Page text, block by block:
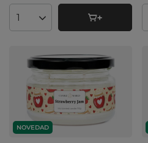
Cantidad de productos
NOVEDAD